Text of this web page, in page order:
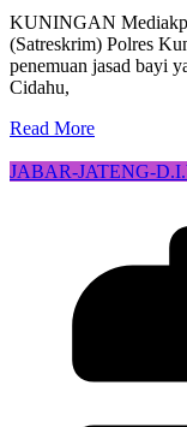
KUNINGAN
(Satreskrim) Polres
penemuan jasad bayi
Cidahu,
Read More
JABAR-JATENG-